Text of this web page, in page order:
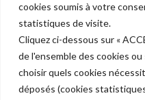
cookies soumis à votre
statistiques de visite.
Cliquez ci-dessous sur «
de l'ensemble des cookies ou
choisir quels cookies
déposés (cookies
Liens utiles
Mentions légales
Déontologie